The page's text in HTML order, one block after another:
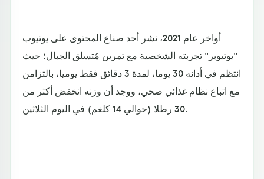
أواخر عام 2021، نشر أحد صناع المحتوى على يوتيوب
"يوتيوبر" تجربته الشخصية مع تمرين مُتسلق الجبال؛ حيث
انتظم في أدائه 30 يوما، لمدة 3 دقائق فقط يوميا، بالتزامن
مع اتباع نظام غذائي صحي، ووجد أن وزنه انخفض أكثر من
30 رطلا (حوالي 14 كلغم) في اليوم الثلاثين.